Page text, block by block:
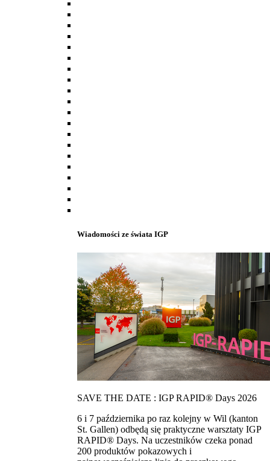
Wiadomości ze świata IGP
SAVE THE DATE : IGP RAPID® Days 2026
6 i 7 października po raz kolejny w Wil (kanton
St. Gallen) odbędą się praktyczne warsztaty IGP
RAPID® Days. Na uczestników czeka ponad
200 produktów pokazowych i